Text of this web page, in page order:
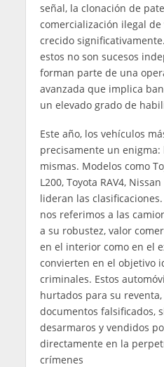
señal, la clonación de
comercialización ilegal
crecido
estos no son sucesos
forman parte de una
avanzada que implica
un elevado grado de
Este año, los vehículos
precisamente un
mismas. Modelos como
L200, Toyota RAV4,
lideran las
nos referimos a las
a su robustez, valor
en el interior como en el
convierten en el objetivo
criminales. Estos
hurtados para su
documentos falsificados,
desarmaros y vendidos
directamente en la
crímenes